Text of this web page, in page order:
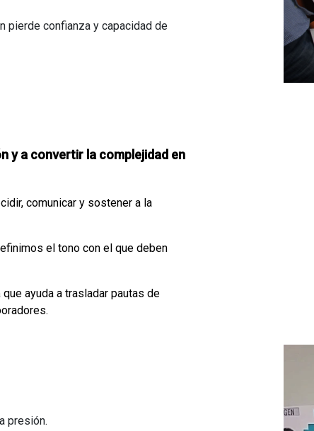
pierde confianza y capacidad de
y a convertir la complejidad en
comunicar y sostener a la
el tono con el que deben
ayuda a trasladar pautas de
presión.